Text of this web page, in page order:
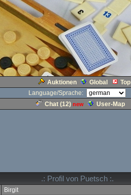
Auktionen Global Top
Language/Sprache:
Chat (12) new User-Map
.: Profil von Puetsch :.
Birgit